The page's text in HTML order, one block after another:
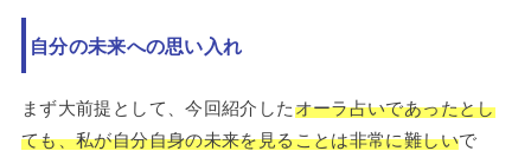
自分の未来への思い入れ
まず大前提として、今回紹介したオーラ占いであったとし
ても、私が自分自身の未来を見ることは非常に難しいで